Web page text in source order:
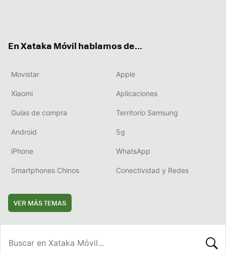
En Xataka Móvil hablamos de...
Movistar Apple
Xiaomi Aplicaciones
Guías de compra Territorio Samsung
Android 5g
iPhone WhatsApp
Smartphones Chinos Conectividad y Redes
VER MÁS TEMAS